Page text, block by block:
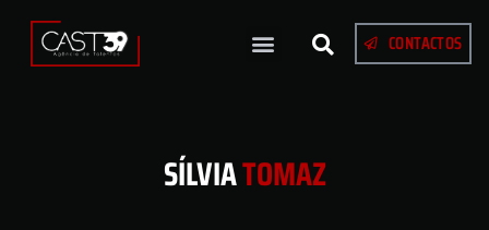
CONTACTOS
SÍLVIATOMAZ